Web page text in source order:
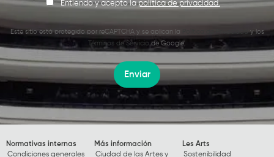
Entiendo y acepto lapolítica de privacidad.
Este sitio está protegido por reCAPTCHA y se aplican la Política de Privacidady los
Términos de Serviciode Google.
Enviar
Normativas internas
Condiciones generales
Más información
Ciudad de las Artes y
Les Arts
Sostenibilidad